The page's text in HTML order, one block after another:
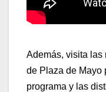
Además, visita las
de Plaza de Mayo
programa y las